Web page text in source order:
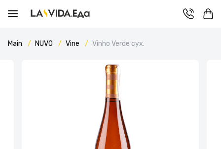
Main NUVO Vine Vinho Verde сух.